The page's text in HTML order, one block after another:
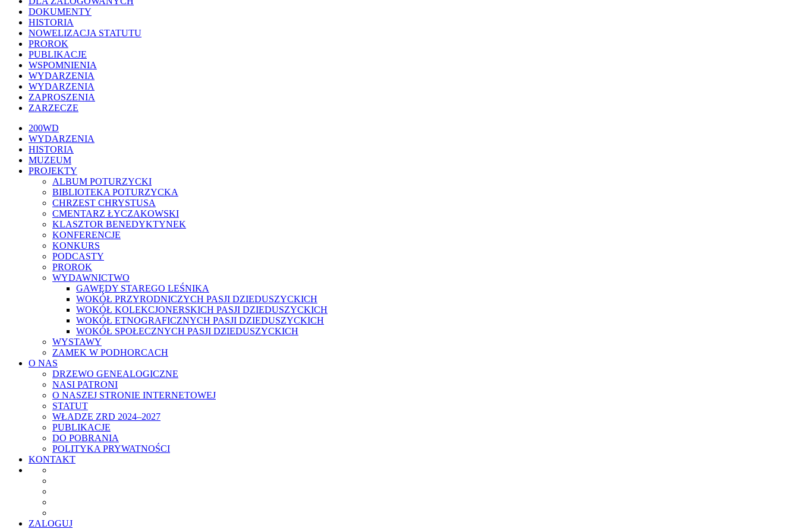
DOKUMENTY
HISTORIA
NOWELIZACJA STATUTU
PROROK
PUBLIKACJE
WSPOMNIENIA
WYDARZENIA
WYDARZENIA
ZAPROSZENIA
ZARZECZE
Close
Menu
200WD
WYDARZENIA
HISTORIA
MUZEUM
PROJEKTY
ALBUM POTURZYCKI
BIBLIOTEKA POTURZYCKA
CHRZEST CHRYSTUSA
CMENTARZ ŁYCZAKOWSKI
KLASZTOR BENEDYKTYNEK
KONFERENCJE
KONKURS
PODCASTY
PROROK
WYDAWNICTWO
GAWĘDY STAREGO LEŚNIKA
WOKÓŁ PRZYRODNICZYCH PASJI DZIEDUSZYCKICH
WOKÓŁ KOLEKCJONERSKICH PASJI DZIEDUSZYCKICH
WOKÓŁ ETNOGRAFICZNYCH PASJI DZIEDUSZYCKICH
WOKÓŁ SPOŁECZNYCH PASJI DZIEDUSZYCKICH
WYSTAWY
ZAMEK W PODHORCACH
O NAS
DRZEWO GENEALOGICZNE
NASI PATRONI
O NASZEJ STRONIE INTERNETOWEJ
STATUT
WŁADZE ZRD 2024–2027
PUBLIKACJE
DO POBRANIA
POLITYKA PRYWATNOŚCI
KONTAKT
ZALOGUJ